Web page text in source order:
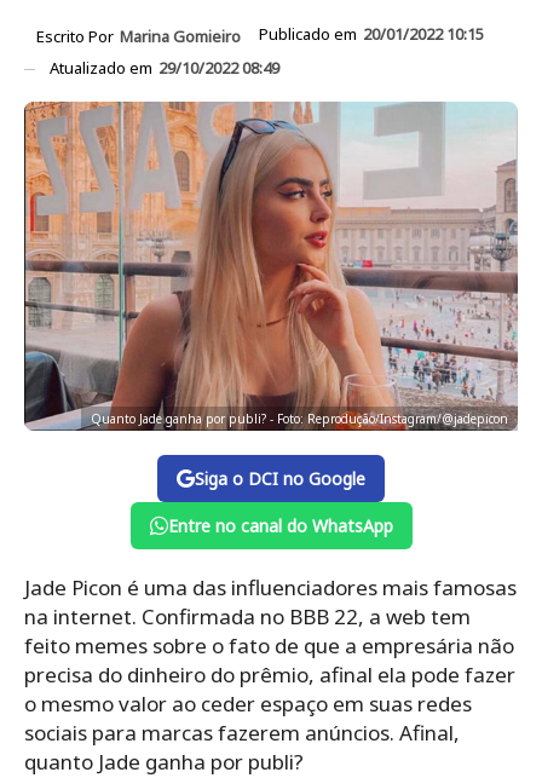
Escrito Por Marina Gomieiro Publicado em 20/01/2022 10:15
Atualizado em 29/10/2022 08:49
Quanto Jade ganha por publi? - Foto: Reprodução/Instagram/@jadepicon
Siga o DCI no Google
Entre no canal do WhatsApp
Jade Picon é uma das influenciadores mais famosas
na internet. Confirmada no BBB 22, a web tem
feito memes sobre o fato de que a empresária não
precisa do dinheiro do prêmio, afinal ela pode fazer
o mesmo valor ao ceder espaço em suas redes
sociais para marcas fazerem anúncios. Afinal,
quanto Jade ganha por publi?